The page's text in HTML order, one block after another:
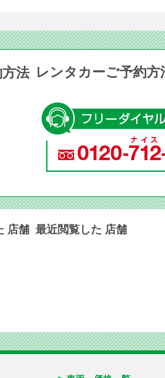
レンタカーご予約方
最近閲覧した 店舗